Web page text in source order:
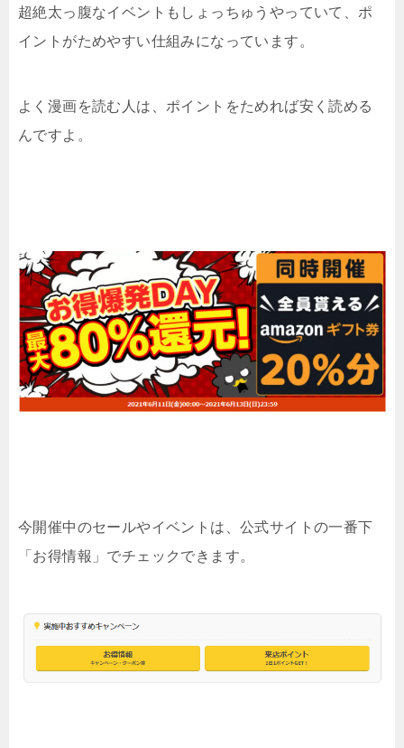
超絶太っ腹なイベントもしょっちゅうやっていて、ポ
イントがためやすい仕組みになっています。
よく漫画を読む人は、ポイントをためれば安く読める
んですよ。
今開催中のセールやイベントは、公式サイトの一番下
「お得情報」でチェックできます。